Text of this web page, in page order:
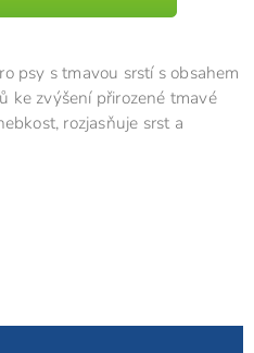
psy s tmavou srstí s obsahem
ke zvýšení přirozené tmavé
rozjasňuje srst a